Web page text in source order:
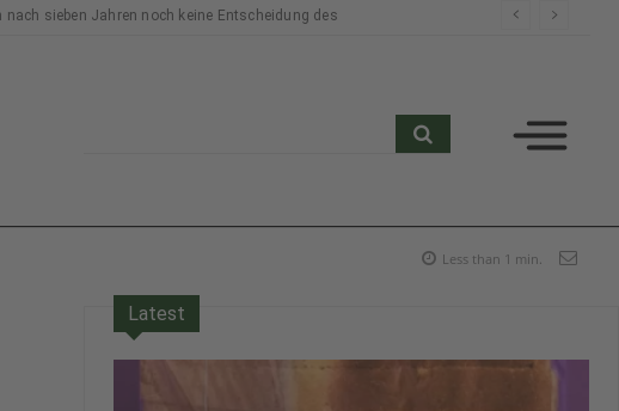
sieben Jahren noch keine Entscheidung des
Less than 1 min.
Latest